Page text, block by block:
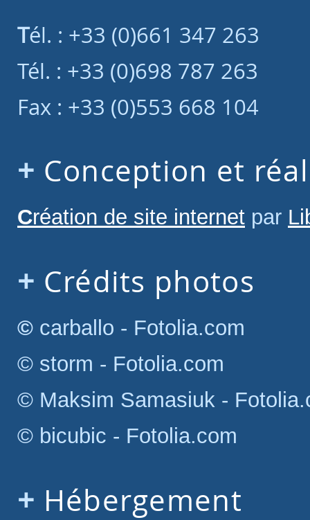
Tél. : +33 (0)661 347 263
Tél. : +33 (0)698 787 263
Fax : +33 (0)553 668 104
Conception et
Création de site internet par
Crédits photos
© carballo - Fotolia.com
© storm - Fotolia.com
© Maksim Samasiuk -
© bicubic - Fotolia.com
Hébergement